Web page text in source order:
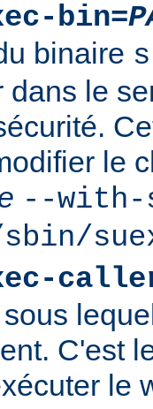
bin=
binaire
dans le
le
--with-
sous
C'est
le